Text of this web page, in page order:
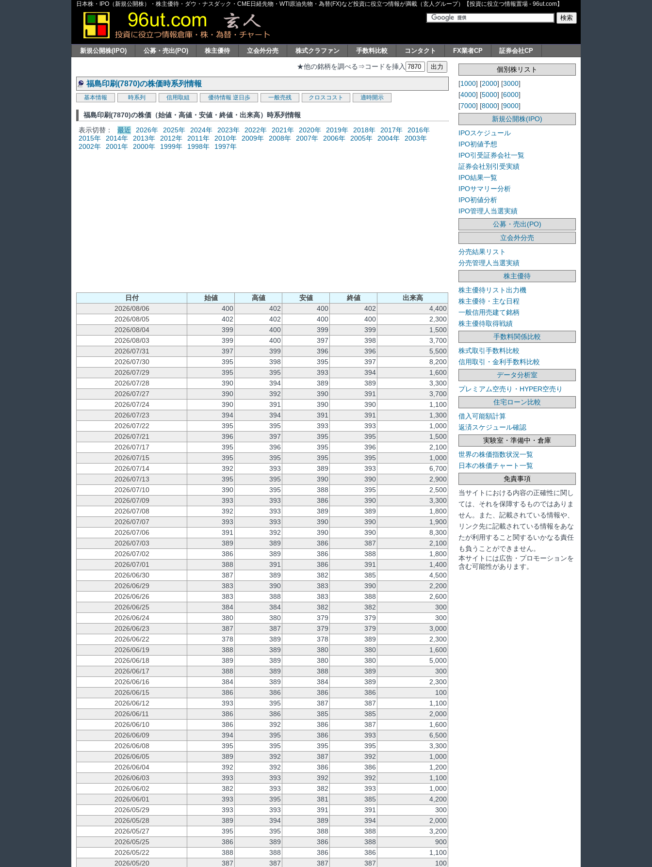
日本株・IPO（新規公開株）・株主優待・ダウ・ナスダック・CME日経先物・WTI原油先物・為替(FX)など投資に役立つ情報が満載（玄人グループ）【投資に役立つ情報置場 - 96ut.com】
新規公開株(IPO) 公募・売出(PO) 株主優待 立会外分売 株式クラファン 手数料比較 コンタクト FX業者CP 証券会社CP
★他の銘柄を調べる⇒コードを挿入
福島印刷(7870)の株価時系列情報
基本情報 時系列 信用取組 優待情報 逆日歩 一般売残 クロスコスト 適時開示
福島印刷(7870)の株価（始値・高値・安値・終値・出来高）時系列情報
表示切替：
最近 2026年 2025年 2024年 2023年 2022年 2021年 2020年 2019年 2018年 2017年
2016年
2015年
2014年 2013年 2012年 2011年 2010年 2009年 2008年 2007年 2006年 2005年 2004年
2003年
2002年
2001年 2000年 1999年 1998年 1997年
日付 始値 高値 安値 終値
出来高
2026/08/06
400 402 400 402
4,400
2026/08/05
402 402 400 400
2,300
2026/08/04
399 400 399 399
1,500
2026/08/03
399 400 397 398
3,700
2026/07/31
397 399 396 396
5,500
2026/07/30
395 398 395 397
8,200
2026/07/29
395 395 393 394
1,600
2026/07/28
390 394 389 389
3,300
2026/07/27
390 392 390 391
3,700
2026/07/24
390 391 390 390
1,100
2026/07/23
394 394 391 391
1,300
2026/07/22
395 395 393 393
1,000
2026/07/21
396 397 395 395
1,500
2026/07/17
395 396 395 396
2,100
2026/07/15
395 395 395 395
1,000
2026/07/14
392 393 389 393
6,700
2026/07/13
395 395 390 390
2,900
2026/07/10
390 395 388 395
2,500
2026/07/09
393 393 386 390
3,300
2026/07/08
392 393 389 389
1,800
2026/07/07
393 393 390 390
1,900
2026/07/06
391 392 390 390
8,300
2026/07/03
389 389 386 387
2,100
2026/07/02
386 389 386 388
1,800
2026/07/01
388 391 386 391
1,400
2026/06/30
387 389 382 385
4,500
2026/06/29
383 390 383 390
2,200
2026/06/26
383 388 383 388
2,600
2026/06/25
384 384 382 382
300
2026/06/24
380 380 379 379
300
2026/06/23
387 387 379 379
3,000
2026/06/22
378 389 378 389
2,300
2026/06/19
388 389 380 380
1,600
2026/06/18
389 389 380 380
5,000
2026/06/17
388 389 388 389
300
2026/06/16
384 389 384 389
2,300
2026/06/15
386 386 386 386
100
2026/06/12
393 395 387 387
1,100
2026/06/11
386 386 385 385
2,000
2026/06/10
386 392 386 387
1,600
2026/06/09
394 395 386 393
6,500
2026/06/08
395 395 395 395
3,300
2026/06/05
389 392 387 392
1,000
2026/06/04
392 392 386 386
1,200
2026/06/03
393 393 392 392
1,100
2026/06/02
382 393 382 393
1,000
2026/06/01
393 395 381 385
4,200
2026/05/29
393 393 391 391
300
2026/05/28
389 394 389 394
2,000
2026/05/27
395 395 388 388
3,200
2026/05/25
386 389 386 388
900
2026/05/22
388 388 386 386
1,100
2026/05/20
387 387 387 387
100
個別株リスト
[1000] [2000] [3000]
[4000] [5000] [6000]
[7000] [8000] [9000]
新規公開株(IPO)
IPOスケジュール
IPO初値予想
IPO引受証券会社一覧
証券会社別引受実績
IPO結果一覧
IPOサマリー分析
IPO初値分析
IPO管理人当選実績
公募・売出(PO)
立会外分売
分売結果リスト
分売管理人当選実績
株主優待
株主優待リスト出力機
株主優待・主な日程
一般信用売建て銘柄
株主優待取得戦績
手数料関係比較
株式取引手数料比較
信用取引・金利手数料比較
データ分析室
プレミアム空売り・HYPER空売り
住宅ローン比較
借入可能額計算
返済スケジュール確認
実験室・準備中・倉庫
世界の株価指数状況一覧
日本の株価チャート一覧
免責事項
当サイトにおける内容の正確性に関し
ては、それを保障するものではありま
せん。また、記載されている情報や、
リンク先に記載されている情報をあな
たが利用すること関するいかなる責任
も負うことができません。
本サイトには広告・プロモーションを
含む可能性があります。